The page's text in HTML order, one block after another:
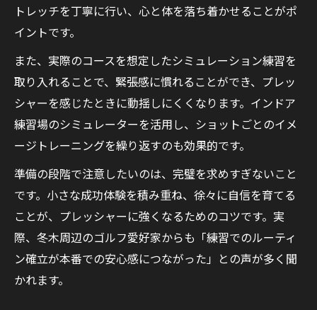
トレッチを丁寧に行い、心と体を落ち着かせることがポ
イントです。
また、実際のコースを想定したシミュレーション練習を
取り入れることで、緊張感に慣れることができ、プレッ
シャーを感じたときに動揺しにくくなります。インドア
練習場のシミュレーターを活用し、ショットごとのイメ
ージトレーニングを繰り返すのも効果的です。
準備の段階で注意したいのは、完璧を求めすぎないこと
です。小さな成功体験を積み重ね、徐々に自信を育てる
ことが、プレッシャーに強くなるためのコツです。実
際、冬木周辺のゴルフ愛好家からも「練習でのルーティ
ン確立が本番での安心感につながった」との声が多く聞
かれます。